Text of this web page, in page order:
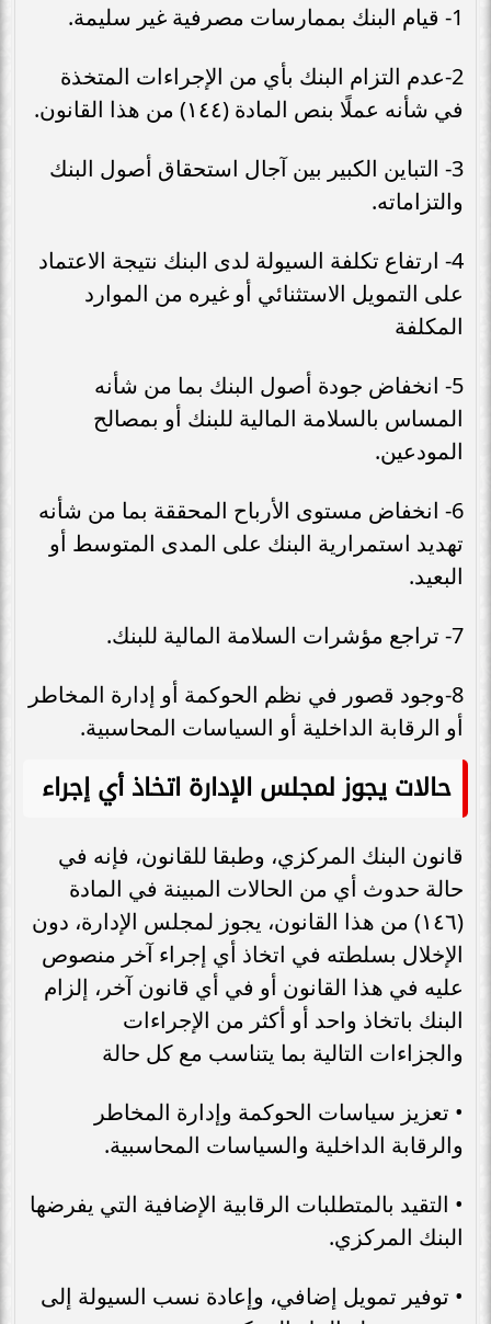
1- قيام البنك بممارسات مصرفية غير سليمة.
2-عدم التزام البنك بأي من الإجراءات المتخذة
في شأنه عملًا بنص المادة (١٤٤) من هذا القانون.
3- التباين الكبير بين آجال استحقاق أصول البنك
والتزاماته.
4- ارتفاع تكلفة السيولة لدى البنك نتيجة الاعتماد
على التمويل الاستثنائي أو غيره من الموارد
المكلفة
5- انخفاض جودة أصول البنك بما من شأنه
المساس بالسلامة المالية للبنك أو بمصالح
المودعين.
6- انخفاض مستوى الأرباح المحققة بما من شأنه
تهدید استمرارية البنك على المدى المتوسط أو
البعيد.
7- تراجع مؤشرات السلامة المالية للبنك.
8-وجود قصور في نظم الحوكمة أو إدارة المخاطر
أو الرقابة الداخلية أو السياسات المحاسبية.
حالات يجوز لمجلس الإدارة اتخاذ أي إجراء
قانون البنك المركزي، وطبقا للقانون، فإنه في
حالة حدوث أي من الحالات المبينة في المادة
(١٤٦) من هذا القانون، يجوز لمجلس الإدارة، دون
الإخلال بسلطته في اتخاذ أي إجراء آخر منصوص
عليه في هذا القانون أو في أي قانون آخر، إلزام
البنك باتخاذ واحد أو أكثر من الإجراءات
والجزاءات التالية بما يتناسب مع كل حالة
• تعزيز سياسات الحوكمة وإدارة المخاطر
والرقابة الداخلية والسياسات المحاسبية.
• التقيد بالمتطلبات الرقابية الإضافية التي يفرضها
البنك المركزي.
• توفير تمويل إضافي، وإعادة نسب السيولة إلى